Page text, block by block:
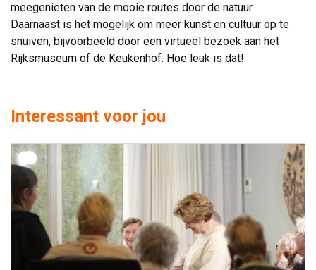
meegenieten van de mooie routes door de natuur.
Daarnaast is het mogelijk om meer kunst en cultuur op te
snuiven, bijvoorbeeld door een virtueel bezoek aan het
Rijksmuseum of de Keukenhof. Hoe leuk is dat!
Interessant voor jou